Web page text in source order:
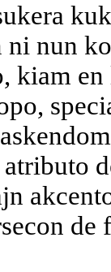
nun
kiam